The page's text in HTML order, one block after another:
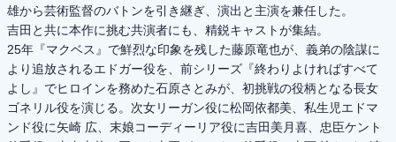
雄から芸術監督のバトンを引き継ぎ、演出と主演を兼任した。
吉田と共に本作に挑む共演者にも、精鋭キャストが集結。
25年『マクベス』で鮮烈な印象を残した藤原竜也が、義弟の陰謀に
より追放されるエドガー役を、前シリーズ『終わりよければすべて
よし』でヒロインを務めた石原さとみが、初挑戦の役柄となる長女
ゴネリル役を演じる。次女リーガン役に松岡依都美、私生児エドマ
ンド役に矢崎 広、末娘コーディーリア役に吉田美月喜、忠臣ケント